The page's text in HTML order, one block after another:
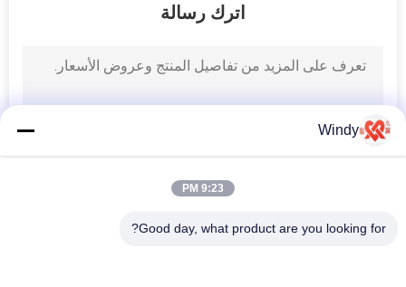
مصدات مطاطية
أسطوانية
33
اترك رسالة
Windy
9:23 PM
Good day, what product are you looking for?